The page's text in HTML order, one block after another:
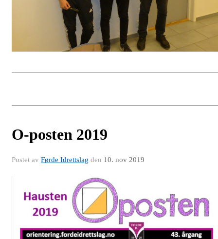
O-posten 2019
Postet av Førde Idrettslag den 10. nov 2019